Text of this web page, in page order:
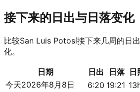
接下来的日出与日落变化
比较San Luis Potosí接下来几周的日
化。
日期 日出 日落
日
今天2026年8月8日 6:20 19:21